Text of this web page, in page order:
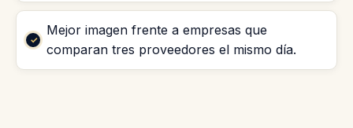
Mejor imagen frente a empresas que
comparan tres proveedores el mismo día.